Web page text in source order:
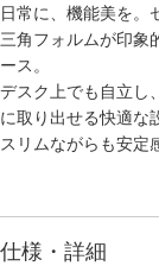
日常に、機能美を。
三角フォルムが印象
ース。
デスク上でも自立し
に取り出せる快適な
スリムながらも安定
仕様・詳細